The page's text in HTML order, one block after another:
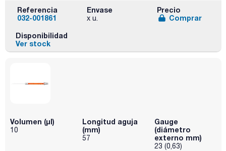
Referencia
032-001861
Envase
x u.
Precio
Comprar
Disponibilidad
Ver stock
Volumen (µl)
10
Longitud aguja
(mm)
57
Gauge
(diámetro
externo mm)
23 (0,63)